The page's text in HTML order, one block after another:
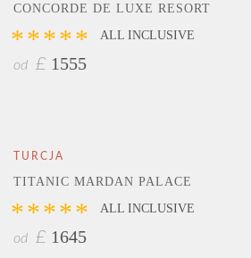
CONCORDE DE LUXE RESORT
***** ALL INCLUSIVE
od £ 1555
TURCJA
TITANIC MARDAN PALACE
***** ALL INCLUSIVE
od £ 1645